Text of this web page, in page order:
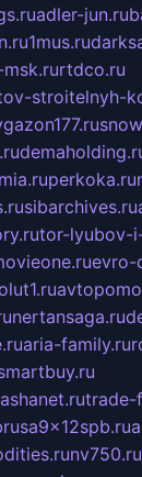
adler-jun.ru
1mus.ru
rtdco.ru
stroitelnyh-
perkoka.ru
sibarchives.ru
tor-lyubov-
evro-
nertansaga.ru
aria-family.ru
ashanet.rutrade-
nv750.ru